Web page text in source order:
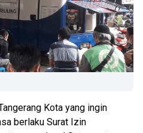
Kota yang ingin
berlaku Surat Izin